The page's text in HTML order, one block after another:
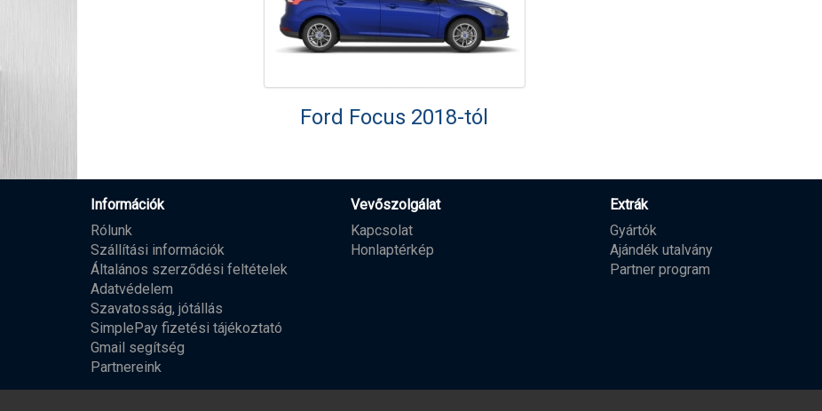
Ford Focus 2018-tól
Információk
Rólunk
Szállítási információk
Általános szerződési feltételek
Adatvédelem
Szavatosság, jótállás
SimplePay fizetési tájékoztató
Gmail segítség
Partnereink
Vevőszolgálat
Kapcsolat
Honlaptérkép
Extrák
Gyártók
Ajándék utalvány
Partner program